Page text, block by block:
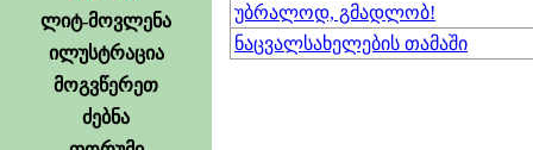
ლიტ-მოვლენა
ილუსტრაცია
მოგვწერეთ
ძებნა
უბრალოდ, გმადლობ!
ნაცვალსახელების თამაში